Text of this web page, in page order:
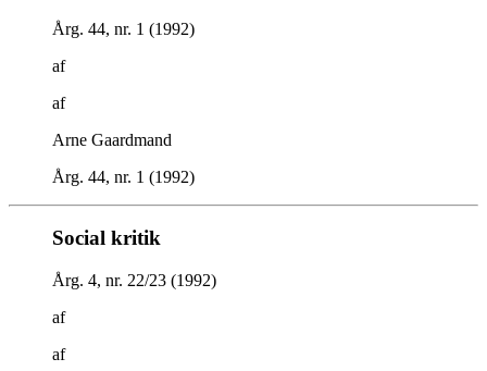
Årg. 44, nr. 1 (1992)
af
af
Arne Gaardmand
Årg. 44, nr. 1 (1992)
Social kritik
Årg. 4, nr. 22/23 (1992)
af
af